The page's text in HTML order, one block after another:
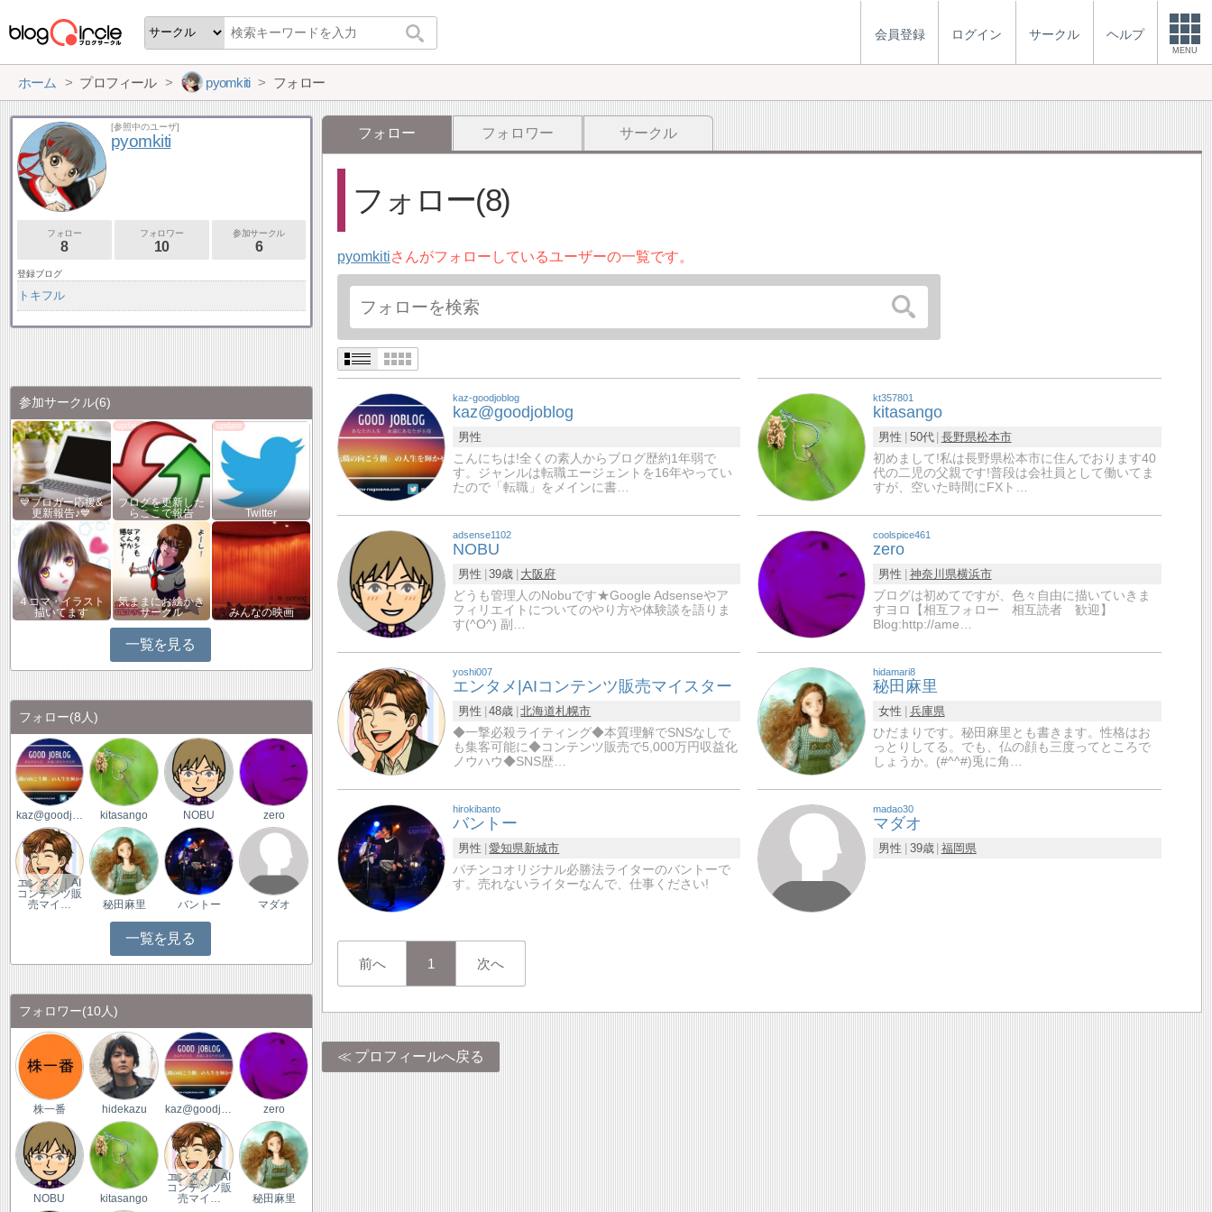
会員登録 ログイン サークル ヘルプ
MENU
ホーム プロフィール pyomkiti フォロー
フォロー フォロワー サークル
フォロー(8)
pyomkitiさんがフォローしているユーザーの一覧です。
kaz-goodjoblog
kaz@goodjoblog
男性
こんにちは!全くの素人からブログ歴約1年弱で
す。ジャンルは転職エージェントを16年やってい
たので「転職」をメインに書…
kt357801
kitasango
男性 50代 長野県松本市
初めまして!私は長野県松本市に住んでおります40
代の二児の父親です!普段は会社員として働いてま
すが、空いた時間にFXト…
adsense1102
NOBU
男性 39歳 大阪府
どうも管理人のNobuです★Google Adsenseやア
フィリエイトについてのやり方や体験談を語りま
す(^O^) 副…
coolspice461
zero
男性 神奈川県横浜市
ブログは初めてですが、色々自由に描いていきま
すヨロ【相互フォロー 相互読者 歓迎】
Blog:http://ame…
yoshi007
エンタメ|AIコンテンツ販売マイスター
男性 48歳 北海道札幌市
◆一撃必殺ライティング◆本質理解でSNSなしで
も集客可能に◆コンテンツ販売で5,000万円収益化
ノウハウ◆SNS歴…
hidamari8
秘田麻里
女性
兵庫県
ひだまりです。秘田麻里とも書きます。性格はお
っとりしてる。でも、仏の顔も三度ってところで
しょうか。(#^^#)兎に角…
hirokibanto
バントー
男性 愛知県新城市
パチンコオリジナル必勝法ライターのバントーで
す。売れないライターなんで、仕事ください!
madao30
マダオ
男性 39歳 福岡県
前へ 1 次へ
プロフィールへ戻る
[参照中のユーザ]
pyomkiti
フォロー
8
フォロワー
10
参加サークル
6
登録ブログ
トキフル
参加サークル(6)
💙ブロガー応援&
更新報告♪💙
ブログを更新した
らここで報告
Twitter
４コマ・イラスト
描いてます
気ままにお絵かき
サークル
みんなの映画
一覧を見る
フォロー(8人)
kitasango NOBU zero
エンタメ｜AI
コンテンツ販
売マイ…
秘田麻里 バントー マダオ
一覧を見る
フォロワー(10人)
株一番 hidekazu zero
NOBU kitasango
エンタメ｜AI
コンテンツ販
売マイ…
秘田麻里